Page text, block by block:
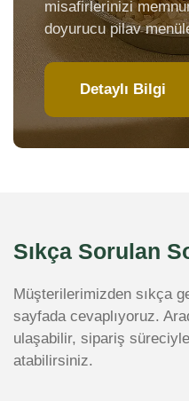
misafirlerinizi
doyurucu pilav
Detaylı Bilgi
Sıkça Sorulan
Müşterilerimizden sıkça
sayfada cevaplıyoruz.
ulaşabilir, sipariş
atabilirsiniz.